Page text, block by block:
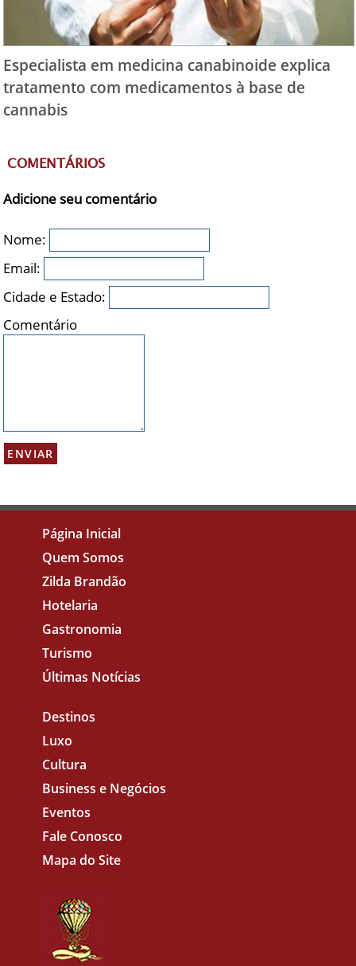
Especialista em medicina canabinoide explica
tratamento com medicamentos à base de
cannabis
COMENTÁRIOS
Adicione seu comentário
Nome:
Email:
Cidade e Estado:
Comentário
Página Inicial
Quem Somos
Zilda Brandão
Hotelaria
Gastronomia
Turismo
Últimas Notícias
Destinos
Luxo
Cultura
Business e Negócios
Eventos
Fale Conosco
Mapa do Site